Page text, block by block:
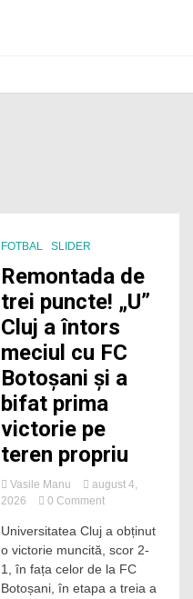
FOTBAL SLIDER
Remontada de
trei puncte! „U”
Cluj a întors
meciul cu FC
Botoșani și a
bifat prima
victorie pe
teren propriu
Vasile Manu
august 4,
2026
0 Commenton
de
trei
puncte!
Universitatea Cluj a obținut
o victorie muncită, scor 2-
1, în fața celor de la FC
Botoșani, în etapa a treia a